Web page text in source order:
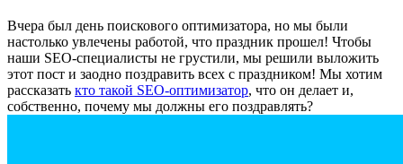
Вчера был день поискового оптимизатора, но мы были
настолько увлечены работой, что праздник прошел! Чтобы
наши SEO-специалисты не грустили, мы решили выложить
этот пост и заодно поздравить всех с праздником! Мы хотим
рассказать кто такой SEO-оптимизатор, что он делает и,
собственно, почему мы должны его поздравлять?